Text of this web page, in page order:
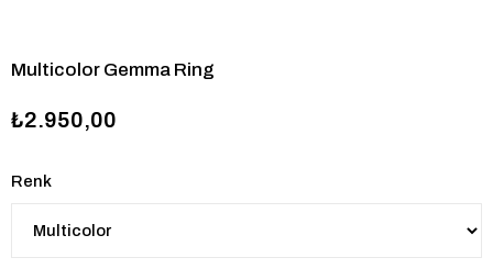
Multicolor Gemma Ring
₺2.950,00
Renk